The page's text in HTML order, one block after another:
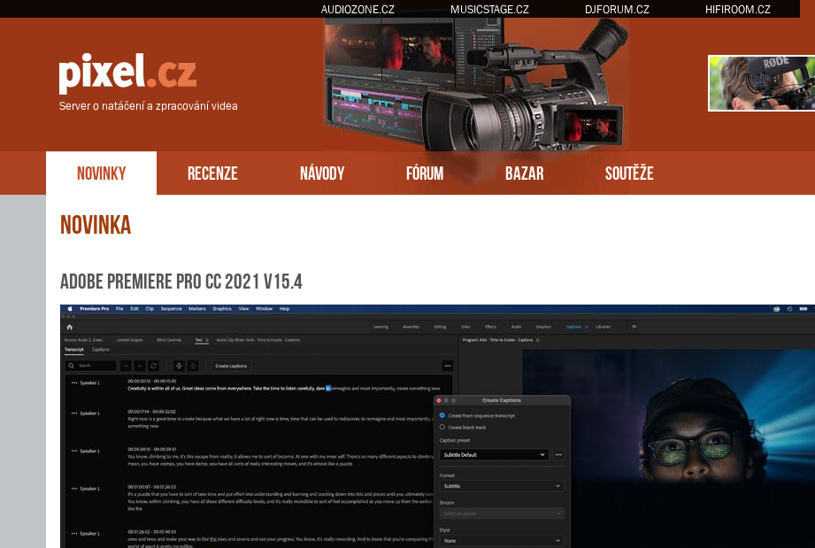
AUDIOZONE.CZ MUSICSTAGE.CZ DJFORUM.CZ HIFIROOM.CZ
Server o natáčení a zpracování videa
NOVINKY RECENZE NÁVODY FÓRUM BAZAR SOUTĚŽE
Novinka
Adobe Premiere Pro CC 2021 v15.4